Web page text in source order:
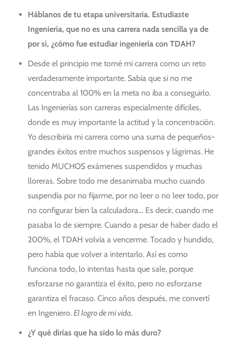
Háblanos de tu etapa universitaria. Estudiaste
Ingeniería, que no es una carrera nada sencilla ya de
por sí, ¿cómo fue estudiar ingeniería con TDAH?
Desde el principio me tomé mi carrera como un reto
verdaderamente importante. Sabía que si no me
concentraba al 100% en la meta no iba a conseguirlo.
Las Ingenierías son carreras especialmente difíciles,
donde es muy importante la actitud y la concentración.
Yo describiría mi carrera como una suma de pequeños-
grandes éxitos entre muchos suspensos y lágrimas. He
tenido MUCHOS exámenes suspendidos y muchas
lloreras. Sobre todo me desanimaba mucho cuando
suspendía por no fijarme, por no leer o no leer todo, por
no configurar bien la calculadora… Es decir, cuando me
pasaba lo de siempre. Cuando a pesar de haber dado el
200%, el TDAH volvía a vencerme. Tocado y hundido,
pero había que volver a intentarlo. Así es como
funciona todo, lo intentas hasta que sale, porque
esforzarse no garantiza el éxito, pero no esforzarse
garantiza el fracaso. Cinco años después, me convertí
en Ingeniero. El logro de mi vida.
¿Y qué dirías que ha sido lo más duro?